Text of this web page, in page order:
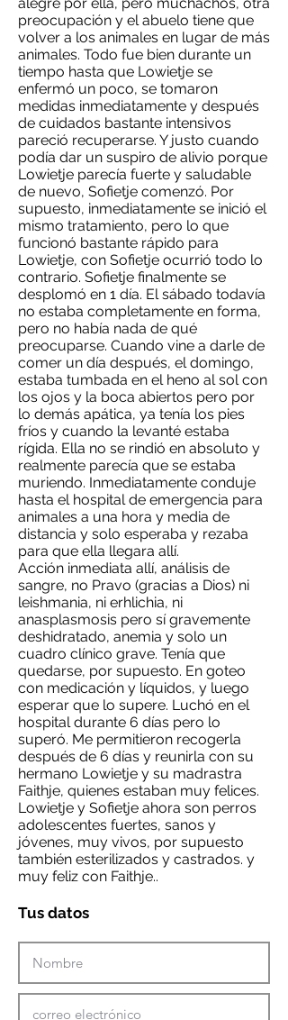
preocupación y el abuelo tiene que
volver a los animales en lugar de más
animales. Todo fue bien durante un
tiempo hasta que Lowietje se
enfermó un poco, se tomaron
medidas inmediatamente y después
de cuidados bastante intensivos
pareció recuperarse. Y justo cuando
podía dar un suspiro de alivio porque
Lowietje parecía fuerte y saludable
de nuevo, Sofietje comenzó. Por
supuesto, inmediatamente se inició el
mismo tratamiento, pero lo que
funcionó bastante rápido para
Lowietje, con Sofietje ocurrió todo lo
contrario. Sofietje finalmente se
desplomó en 1 día. El sábado todavía
no estaba completamente en forma,
pero no había nada de qué
preocuparse. Cuando vine a darle de
comer un día después, el domingo,
estaba tumbada en el heno al sol con
los ojos y la boca abiertos pero por
lo demás apática, ya tenía los pies
fríos y cuando la levanté estaba
rígida. Ella no se rindió en absoluto y
realmente parecía que se estaba
muriendo. Inmediatamente conduje
hasta el hospital de emergencia para
animales a una hora y media de
distancia y solo esperaba y rezaba
para que ella llegara allí.
Acción inmediata allí, análisis de
sangre, no Pravo (gracias a Dios) ni
leishmania, ni erhlichia, ni
anasplasmosis pero sí gravemente
deshidratado, anemia y solo un
cuadro clínico grave. Tenía que
quedarse, por supuesto. En goteo
con medicación y líquidos, y luego
esperar que lo supere. Luchó en el
hospital durante 6 días pero lo
superó. Me permitieron recogerla
después de 6 días y reunirla con su
hermano Lowietje y su madrastra
Faithje, quienes estaban muy felices.
Lowietje y Sofietje ahora son perros
adolescentes fuertes, sanos y
jóvenes, muy vivos, por supuesto
también esterilizados y castrados. y
muy feliz con Faithje..
Tus datos